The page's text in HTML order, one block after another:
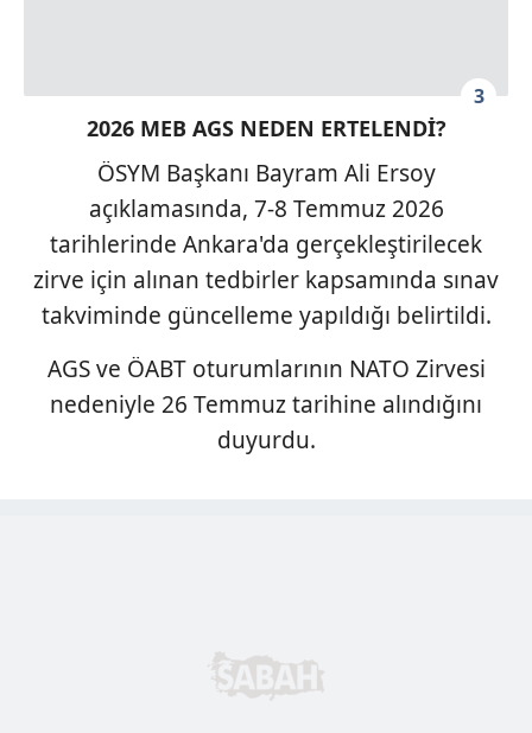
6698 sayılı Kişisel Verilerin Korunması Kanunu uyarınca
hazırlanmış Aydınlatma Metnimizi okumak ve sitemizde
ilgili mevzuata uygun olarak kullanılan çerezlerle ilgili bilgi
almak için lütfen
tıklayınız
3
2026 MEB AGS NEDEN ERTELENDİ?
ÖSYM Başkanı Bayram Ali Ersoy
açıklamasında, 7-8 Temmuz 2026
tarihlerinde Ankara'da gerçekleştirilecek
zirve için alınan tedbirler kapsamında sınav
takviminde güncelleme yapıldığı belirtildi.
AGS ve ÖABT oturumlarının NATO Zirvesi
nedeniyle 26 Temmuz tarihine alındığını
duyurdu.